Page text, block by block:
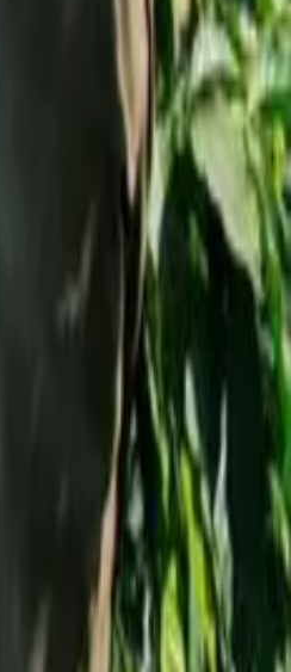
شتغهاي – قهة ورلد